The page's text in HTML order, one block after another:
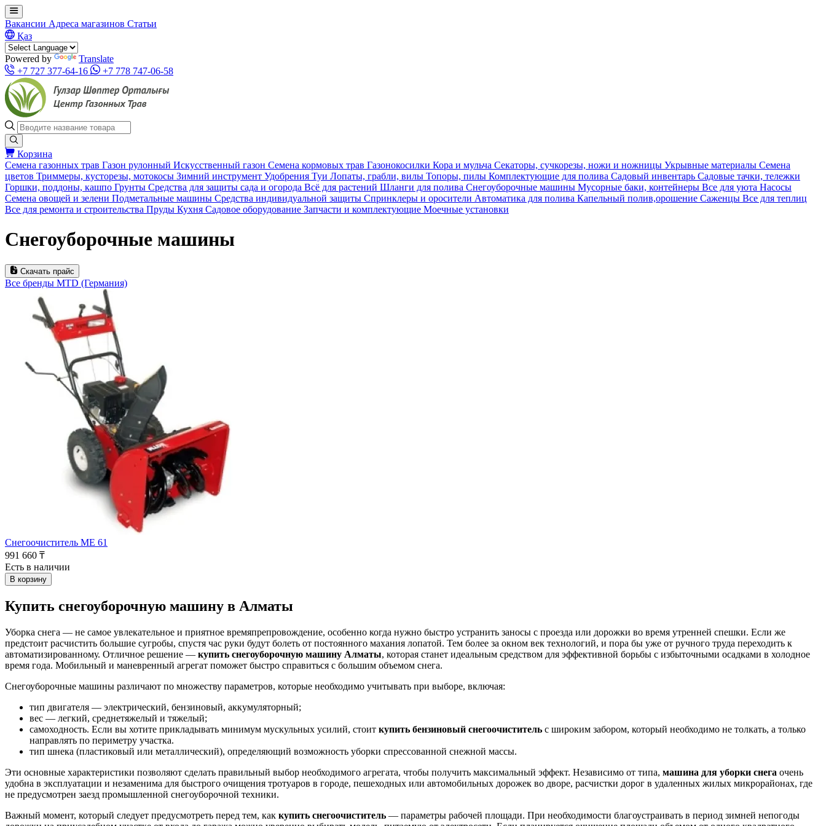
Вакансии Адреса магазинов Статьи
Қаз
Powered by
Translate
+7 727 377-64-16
+7 778 747-06-58
Корзина
Семена газонных трав Газон рулонный Искусственный газон Семена кормовых трав Газонокосилки Кора и мульча Секаторы, сучкорезы, ножи и ножницы Укрывные материалы Семена
цветов Триммеры, кусторезы, мотокосы Зимний инструмент Удобрения Туи Лопаты, грабли, вилы Топоры, пилы Комплектующие для полива Садовый инвентарь Садовые тачки, тележки
Горшки, поддоны, кашпо Грунты Средства для защиты сада и огорода Всё для растений Шланги для полива Снегоуборочные машины Мусорные баки, контейнеры Все для уюта Насосы
Семена овощей и зелени Подметальные машины Средства индивидуальной защиты Спринклеры и оросители Автоматика для полива Капельный полив,орошение Саженцы Все для теплиц
Все для ремонта и строительства Пруды Кухня Садовое оборудование Запчасти и комплектующие Моечные установки
Снегоуборочные машины
Скачать прайс
Все бренды MTD (Германия)
Снегоочиститель МЕ 61
991 660 ₸
Есть в наличии
В корзину
Купить снегоуборочную машину в Алматы
Уборка снега — не самое увлекательное и приятное времяпрепровождение, особенно когда нужно быстро устранить заносы с проезда или дорожки во время утренней спешки. Если же
предстоит расчистить большие сугробы, спустя час руки будут болеть от постоянного махания лопатой. Тем более за окном век технологий, и пора бы уже от ручного труда переходить к
автоматизированному. Отличное решение — купить снегоуборочную машину Алматы, которая станет идеальным средством для эффективной борьбы с избыточными осадками в холодное
время года. Мобильный и маневренный агрегат поможет быстро справиться с большим объемом снега.
Снегоуборочные машины различают по множеству параметров, которые необходимо учитывать при выборе, включая:
тип двигателя — электрический, бензиновый, аккумуляторный;
вес — легкий, среднетяжелый и тяжелый;
самоходность. Если вы хотите прикладывать минимум мускульных усилий, стоит купить бензиновый снегоочиститель с широким забором, который необходимо не толкать, а только
направлять по периметру участка.
тип шнека (пластиковый или металлический), определяющий возможность уборки спрессованной снежной массы.
Эти основные характеристики позволяют сделать правильный выбор необходимого агрегата, чтобы получить максимальный эффект. Независимо от типа, машина для уборки снега очень
удобна в эксплуатации и незаменима для быстрого очищения тротуаров в городе, пешеходных или автомобильных дорожек во дворе, расчистки дорог в удаленных жилых микрорайонах, где
не предусмотрен заезд промышленной снегоуборочной техники.
Важный момент, который следует предусмотреть перед тем, как купить снегоочиститель — параметры рабочей площади. При необходимости благоустраивать в период зимней непогоды